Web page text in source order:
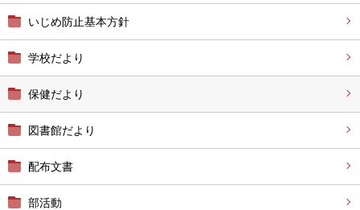
いじめ防止基本方針
学校だより
保健だより
図書館だより
配布文書
部活動